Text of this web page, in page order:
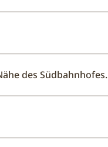
des Südbahnhofes.